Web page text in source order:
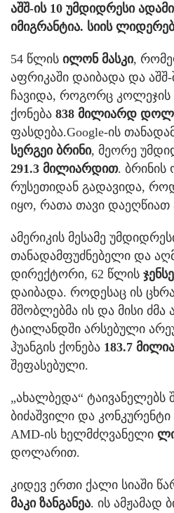
აშშ-ის 10 უმდიდრესი
იმიგრანტია. სიის
54 წლის ილონ მასკი,
აფრიკაში დაიბადა და
ჩავიდა, როგორც კოლეჯის
ქონება 838 მილიარდ
ფასდება.Google-ის
სერგეი ბრინი, მეორე
291.3 მილიარდით. ბრინის
რუსეთიდან გადავიდა,
იყო, რათა თავი დაეღწიათ
ამერიკის მესამე
თანადამფუძნებელი და
დირექტორი, 62 წლის
დაიბადა. როდესაც ის
მშობლებმა ის და მისი ძმა
ტაილანდში არსებული
ჰუანგის ქონება 183.7
შეფასებული.
„ახალბედა“ ტაივანელებს
ბიძაშვილი და კონკურენტი
AMD-ის ხელმძღვანელი
დოლარით.
კიდევ ერთი ქალი სიაში
მაკი ზანგანეა. ის ამჟამად